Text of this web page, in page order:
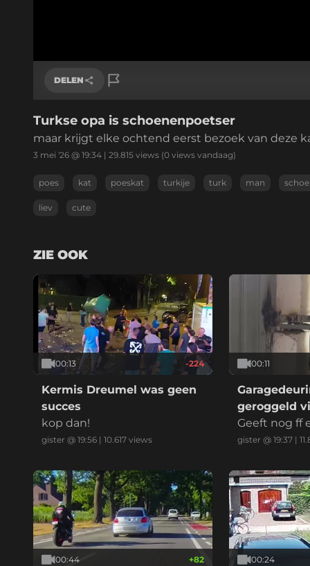
DELEN
Link kopiëren
Turkse opa is schoenenpoetser
maar krijgt elke ochtend eerst bezoek van deze
3 mei '26 @ 19:34 | 29.815 views (0 views vandaag)
poes kat poeskat turkije turk man
liev cute
ZIE OOK
00:13 -224
Kermis Dreumel was geen
succes
kop dan!
gister @ 19:56 | 10.617 views
00:11
geroggeld
marktplaats
Geeft nog ff
at ik betaal
gister @ 19:37|
00:44 +82 00:24